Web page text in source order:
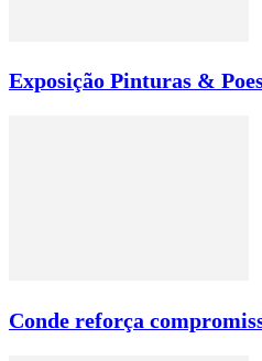
Exposição Pinturas &
Conde reforça